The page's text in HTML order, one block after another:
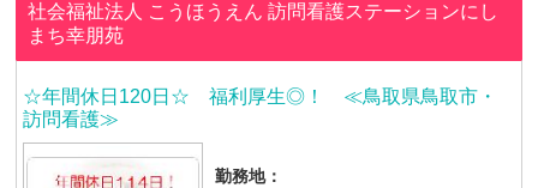
社会福祉法人 こうほうえん訪問看護ステーションにし
まち幸朋苑
☆年間休日120日☆ 福利厚生◎！ ≪鳥取県鳥取市・
訪問看護≫
勤務地：